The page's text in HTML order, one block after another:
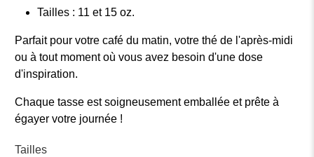
Tailles : 11 et 15 oz.
Parfait pour votre café du matin, votre thé de l'après-midi
ou à tout moment où vous avez besoin d'une dose
d'inspiration.
Chaque tasse est soigneusement emballée et prête à
égayer votre journée !
Tailles